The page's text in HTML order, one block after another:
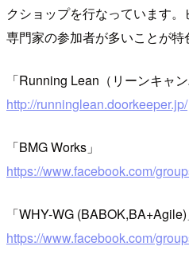
クショップを行なっています
専門家の参加者が多いことが特
「Running Lean（リーンキャ
http://runninglean.doorkeeper.jp/
「BMG Works」
https://www.facebook.com/
「WHY-WG (BABOK,BA+Agile)
https://www.facebook.com/